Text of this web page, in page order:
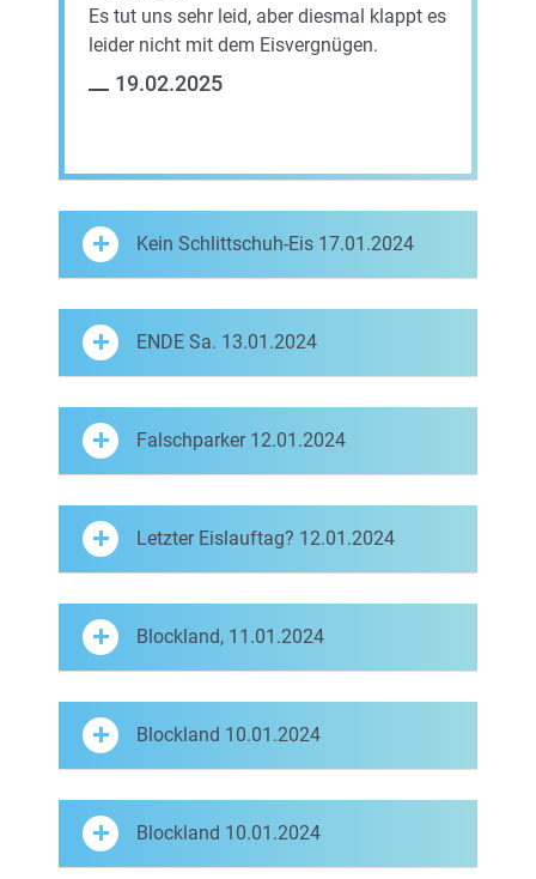
Es tut uns sehr leid, aber diesmal klappt es
leider nicht mit dem Eisvergnügen.
19.02.2025
Kein Schlittschuh-Eis 17.01.2024
ENDE Sa. 13.01.2024
Falschparker 12.01.2024
Letzter Eislauftag? 12.01.2024
Blockland, 11.01.2024
Blockland 10.01.2024
Blockland 10.01.2024